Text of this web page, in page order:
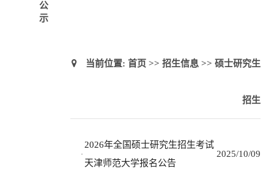
公
示
当前位置: 首页 >> 招生信息 >> 硕士研究生
招生
·
2026年全国硕士研究生招生考试
天津师范大学报名公告
2025/10/09